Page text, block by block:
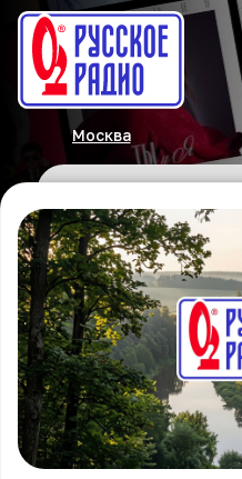
Москва